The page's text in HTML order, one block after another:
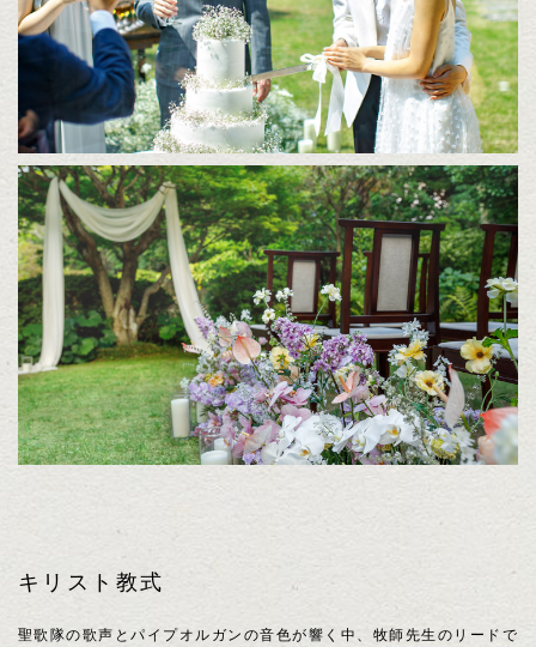
キリスト教式
聖歌隊の歌声とパイプオルガンの音色が響く中、牧師先生のリードで